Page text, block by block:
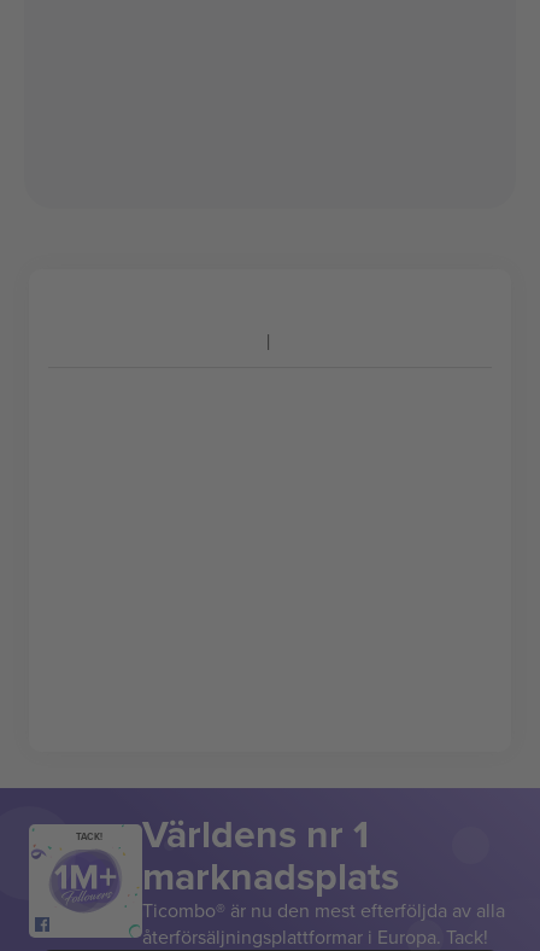
TACK! Världens nr 1
marknadsplats
Ticombo® är nu den mest efterföljda av alla
återförsäljningsplattformar i Europa. Tack!